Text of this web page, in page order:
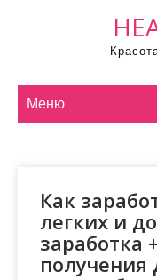
Меню
Как
легких и
заработка
получения